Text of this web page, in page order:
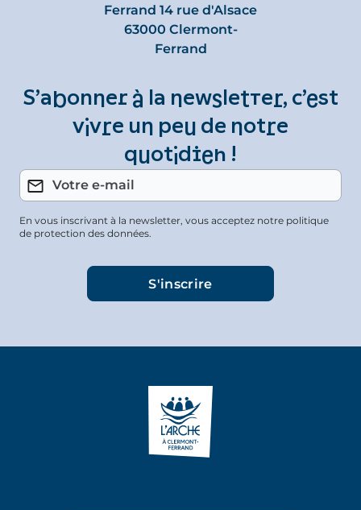
Ferrand 14 rue d'Alsace
63000 Clermont-
Ferrand
S’abonner à la newsletter, c’est
vivre un peu de notre
quotidien !
En vous inscrivant à la newsletter, vous acceptez notre politique
de protection des données.